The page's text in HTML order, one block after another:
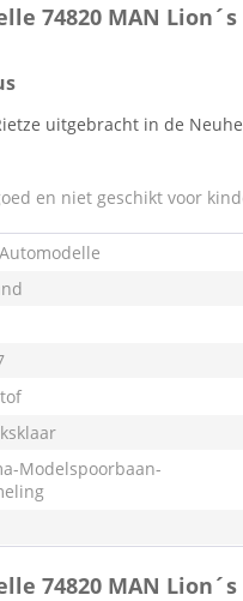
74820 MAN Lion´s
uitgebracht in de
en niet geschikt voor
Modelspoorbaan-
74820 MAN Lion´s